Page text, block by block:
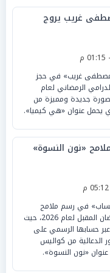
غريب يروج
«مصطفى غريب» في حجز
الرمضاني لعام
جديدة ومميزة من
يحمل عنوان «هي كيميا».
«نون النسوة»
كساب» في رسم ملامح
حضورها الدرامي لموسم رمضان المقبل لعام 2026، حيث
حسابها الرسمي على
الدعائية من كواليس
«نون النسوة».